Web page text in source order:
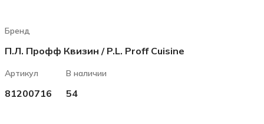
Бренд
П.Л. Профф Квизин / P.L. Proff Cuisine
Артикул
81200716
В наличии
54